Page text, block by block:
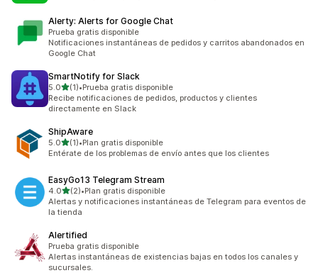
Alerty: Alerts for Google Chat
Prueba gratis disponible
Notificaciones instantáneas de pedidos y carritos abandonados en
Google Chat
SmartNotify for Slack
5.0de 5 estrellas
(1)
1 reseñas en total
•Prueba gratis disponible
Recibe notificaciones de pedidos, productos y clientes
directamente en Slack
ShipAware
5.0de 5 estrellas
(1)
1 reseñas en total
•Plan gratis disponible
Entérate de los problemas de envío antes que los clientes
EasyGo13 Telegram Stream
4.0de 5 estrellas
(2)
2 reseñas en total
•Plan gratis disponible
Alertas y notificaciones instantáneas de Telegram para eventos de
la tienda
Alertified
Prueba gratis disponible
Alertas instantáneas de existencias bajas en todos los canales y
sucursales.